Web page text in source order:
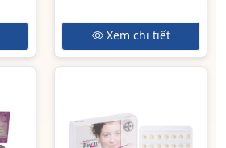
Xem chi tiết